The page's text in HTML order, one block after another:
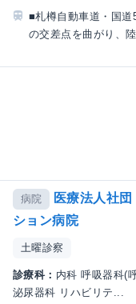
■札樽自動車道・国
の交差点を曲がり、
病院
医療法人社
ション病院
土曜診察
診療科： 内科 呼吸器科(
泌尿器科 リハビリテ...